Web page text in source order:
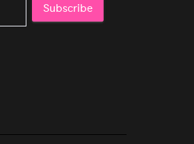
Subscribe